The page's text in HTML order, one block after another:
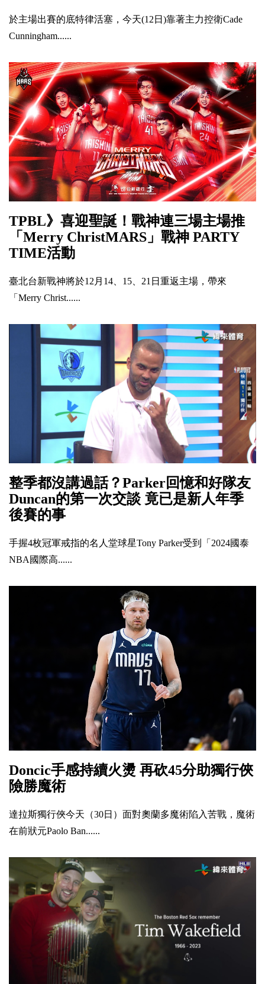
於主場出賽的底特律活塞，今天(12日)靠著主力控衛Cade
Cunningham......
TPBL》喜迎聖誕！戰神連三場主場推
「Merry ChristMARS」戰神 PARTY
TIME活動
臺北台新戰神將於12月14、15、21日重返主場，帶來
「Merry Christ......
整季都沒講過話？Parker回憶和好隊友
Duncan的第一次交談 竟已是新人年季
後賽的事
手握4枚冠軍戒指的名人堂球星Tony Parker受到「2024國泰
NBA國際高......
Doncic手感持續火燙 再砍45分助獨行俠
險勝魔術
達拉斯獨行俠今天（30日）面對奧蘭多魔術陷入苦戰，魔術
在前狀元Paolo Ban......